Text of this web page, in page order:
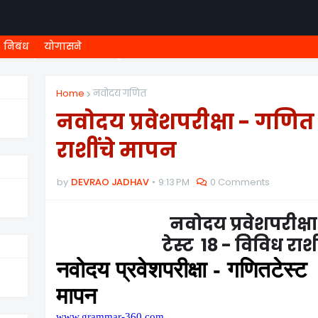
शिष्यवृत्ती ८ वी शिष्यवृत्ती
निबंध योगासने
Home नवोदय गणित
नवोदय प्रवेशपरीक्षा -
राशींचे मापन
by DEVRAO JADHAV 9:13 PM 0 Comments
नवोदय
टेस्ट 18 - विविध